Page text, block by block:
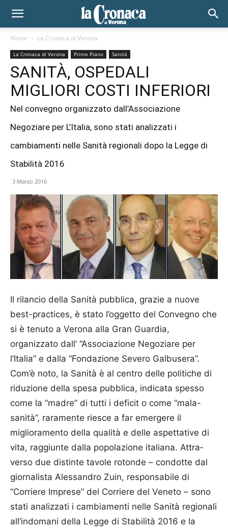
Home La Cronaca di Verona
La Cronaca di Verona Primo Piano Sanità
SANITÀ, OSPEDALI
MIGLIORI COSTI INFERIORI
Nel convegno organizzato dall’Associazione
Negoziare per L’Italia, sono stati analizzati i
cambiamenti nelle Sanità regionali dopo la Legge di
Stabilità 2016
3 Marzo 2016
Il rilancio della Sanità pubblica, grazie a nuove
best-practices, è stato l’oggetto del Convegno che
si è tenuto a Verona alla Gran Guardia,
organizzato dall’ “Asso­ciazione Negoziare per
l’Italia” e dalla “Fondazione Severo Galbu­sera”.
Com’è noto, la Sanità è al centro delle politiche di
riduzione della spesa pubblica, indicata spesso
come la “madre” di tutti i deficit o come “mala-
sanità”, raramente riesce a far emergere il
miglioramento della qualità e delle aspettative di
vita, raggiunte dalla popolazione italiana. Attra­
verso due distinte tavole rotonde – condotte dal
giornalista Ales­san­dro Zuin, responsabile di
“Corriere Imprese” del Corriere del Veneto – sono
stati analizzati i cambiamenti nelle Sanità regionali
all’indomani della Legge di Stabilità 2016 e la